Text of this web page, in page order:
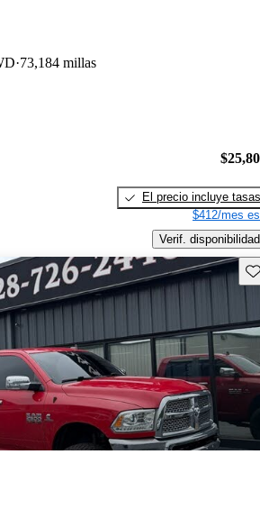
73,184 millas
El precio incluye tasas
$412/mes
Verif. disponibilidad